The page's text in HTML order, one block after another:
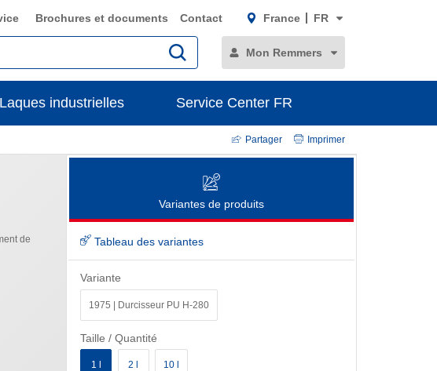
Brochures et documents Contact France FR
Mon Remmers
Laques industrielles Service Center FR
Partager Imprimer
de
Variantes de produits
Tableau des variantes
Variante
1975 | Durcisseur PU H-280
Taille / Quantité
1 l 2 l 10 l